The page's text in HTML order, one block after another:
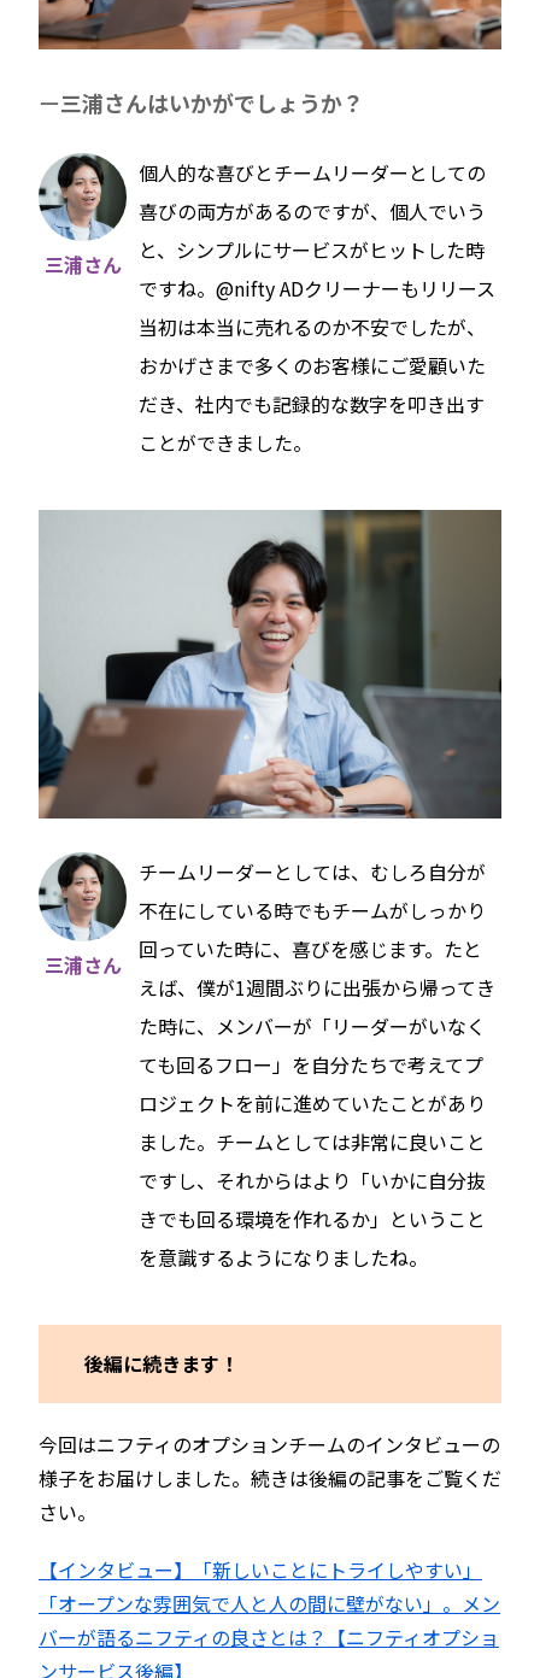
三浦さんはいかがでしょうか？
三浦さん
個人的な喜びとチームリーダーとしての
喜びの両方があるのですが、個人でいう
と、シンプルにサービスがヒットした時
ですね。@nifty ADクリーナーもリリース
当初は本当に売れるのか不安でしたが、
おかげさまで多くのお客様にご愛顧いた
だき、社内でも記録的な数字を叩き出す
ことができました。
三浦さん
チームリーダーとしては、むしろ自分が
不在にしている時でもチームがしっかり
回っていた時に、喜びを感じます。たと
えば、僕が1週間ぶりに出張から帰ってき
た時に、メンバーが「リーダーがいなく
ても回るフロー」を自分たちで考えてプ
ロジェクトを前に進めていたことがあり
ました。チームとしては非常に良いこと
ですし、それからはより「いかに自分抜
きでも回る環境を作れるか」ということ
を意識するようになりましたね。
後編に続きます！
今回はニフティのオプションチームのインタビューの
様子をお届けしました。続きは後編の記事をご覧くだ
さい。
【インタビュー】「新しいことにトライしやすい」
「オープンな雰囲気で人と人の間に壁がない」。メン
バーが語るニフティの良さとは？【ニフティオプショ
ンサービス後編】